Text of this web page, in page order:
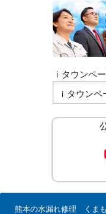
ｉタウンペ
ｉタウン
熊本の水漏れ修理 くま